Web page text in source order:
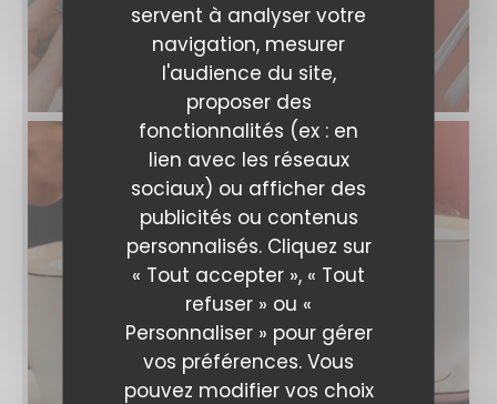
servent à analyser votre
navigation, mesurer
l'audience du site,
proposer des
fonctionnalités (ex : en
lien avec les réseaux
sociaux) ou afficher des
publicités ou contenus
personnalisés. Cliquez sur
« Tout accepter », « Tout
refuser » ou «
Personnaliser » pour gérer
vos préférences. Vous
pouvez modifier vos choix